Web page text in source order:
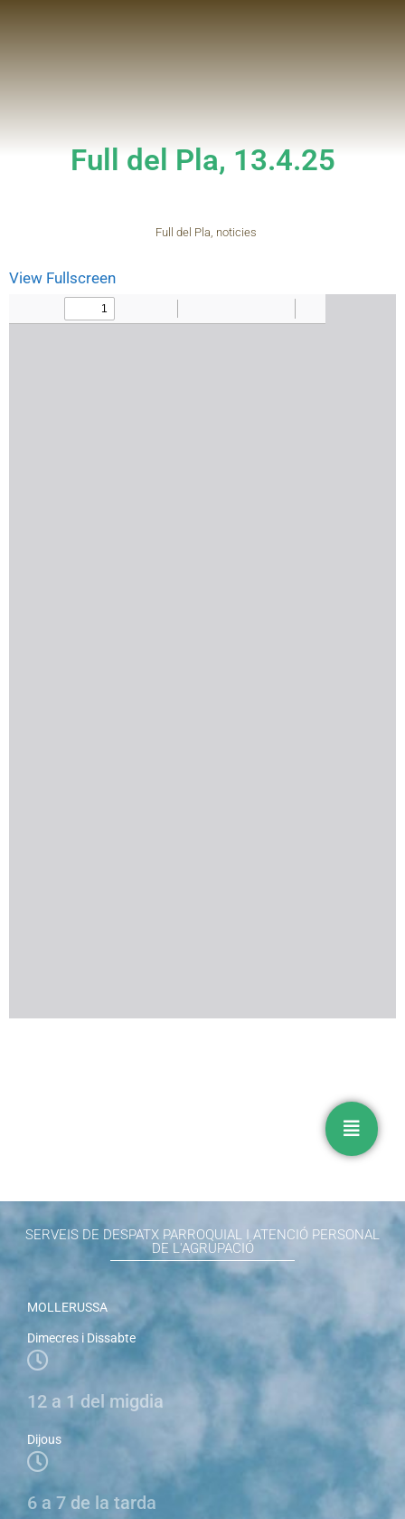
Full del Pla, 13.4.25
Full del Pla, noticies
View Fullscreen
SERVEIS DE DESPATX PARROQUIAL I ATENCIÓ PERSONAL
DE L'AGRUPACIÓ
MOLLERUSSA
Dimecres i Dissabte
12 a 1 del migdia
Dijous
6 a 7 de la tarda